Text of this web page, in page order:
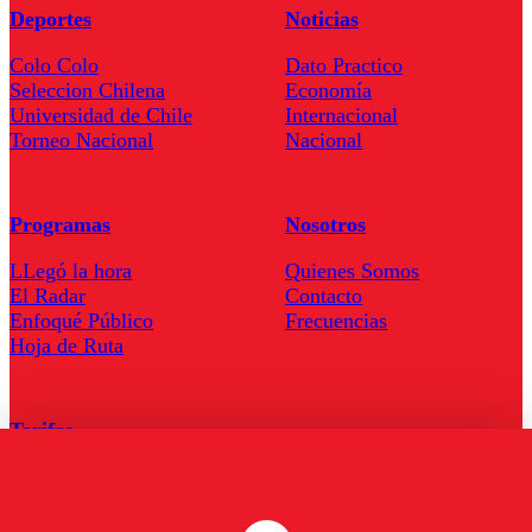
Deportes
Colo Colo
Seleccion Chilena
Universidad de Chile
Torneo Nacional
Noticias
Dato Practico
Economía
Internacional
Nacional
Programas
LLegó la hora
El Radar
Enfoqué Público
Hoja de Ruta
Nosotros
Quienes Somos
Contacto
Frecuencias
Tarifas